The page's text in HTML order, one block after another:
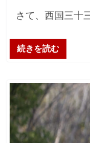
さて、西国三十
続きを読む